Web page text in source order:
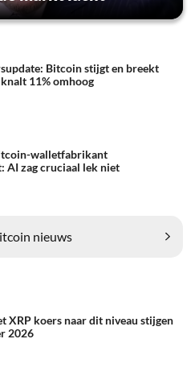
Bitcoin stijgt en breekt
11% omhoog
walletfabrikant
AI zag cruciaal lek niet
nieuws
XRP koers naar dit niveau stijgen
2026